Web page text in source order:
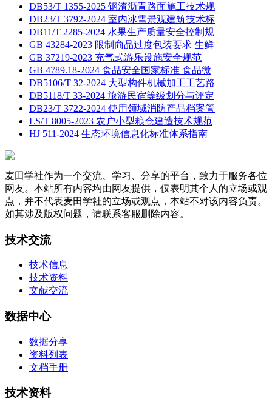
DB53/T 1355-2025 钢渣沥青路面施工技术规
DB23/T 3792-2024 室内冰雪景观建筑技术标
DB11/T 2285-2024 水果生产质量安全控制规
GB 43284-2023 限制商品过度包装要求 生鲜
GB 37219-2023 充气式游乐设施安全规范
GB 4789.18-2024 食品安全国家标准 食品微
DB5106/T 32-2024 大型构件机械加工工艺路
DB5118/T 33-2024 旅游民宿等级划分与评定
DB23/T 3722-2024 使用领域消防产品档案管
LS/T 8005-2023 农户小型粮仓建造技术规范
HJ 511-2024 生态环境信息化标准体系指南
麦田学社作为一个交流、学习、分享的平台，致力于服务各位
网友。本站所有内容均由网友提供，仅表明其个人的立场或观
点，并不代表麦田学社的立场或观点，本站不对该内容负责。
如其涉及版权问题，请联系客服删除内容。
技术交流
技术信息
技术资料
文献交流
数据中心
数据分享
资料列表
文档手册
技术资料